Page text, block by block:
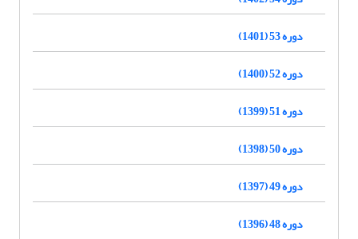
دوره 53 (1401)
دوره 52 (1400)
دوره 51 (1399)
دوره 50 (1398)
دوره 49 (1397)
دوره 48 (1396)